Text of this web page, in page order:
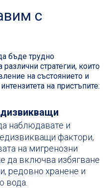
с
бъде трудно
стратегии, които
на състоянието и
на пристъпите:
наблюдавате и
фактори,
на мигренозни
да включва избягване
редовно хранене и
вода.